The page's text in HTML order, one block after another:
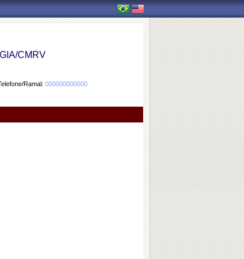
CMRV
Ramal: 000000000000